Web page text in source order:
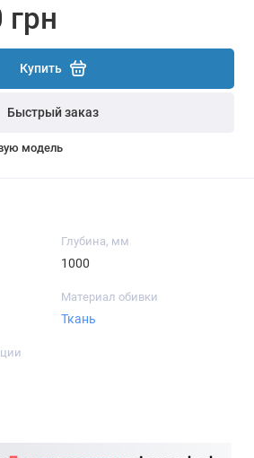
грн
Купить
Быстрый заказ
модель
Глубина, мм
1000
Материал обивки
Ткань